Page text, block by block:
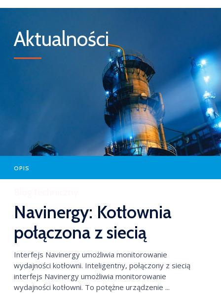
Interfejs Navinergy umożliwia monitorowanie
wydajności kotłowni. Inteligentny, połączony z siecią
interfejs Navinergy umożliwia monitorowanie
wydajności kotłowni. To potężne urządzenie ...
Navinergy: Kotłownia
połączona z siecią
OPIS
Aktualności